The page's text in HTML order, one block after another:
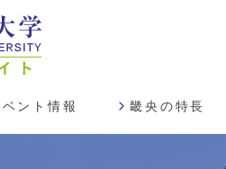
ベント情報 畿央の特長